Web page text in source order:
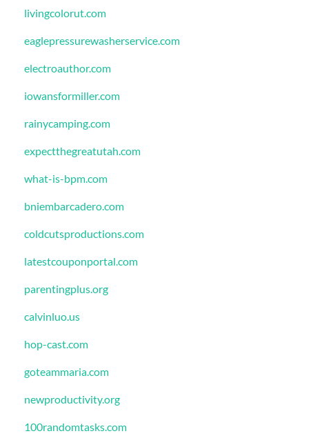
livingcolorut.com
eaglepressurewasherservice.com
electroauthor.com
iowansformiller.com
rainycamping.com
expectthegreatutah.com
what-is-bpm.com
bniembarcadero.com
coldcutsproductions.com
latestcouponportal.com
parentingplus.org
calvinluo.us
hop-cast.com
goteammaria.com
newproductivity.org
100randomtasks.com